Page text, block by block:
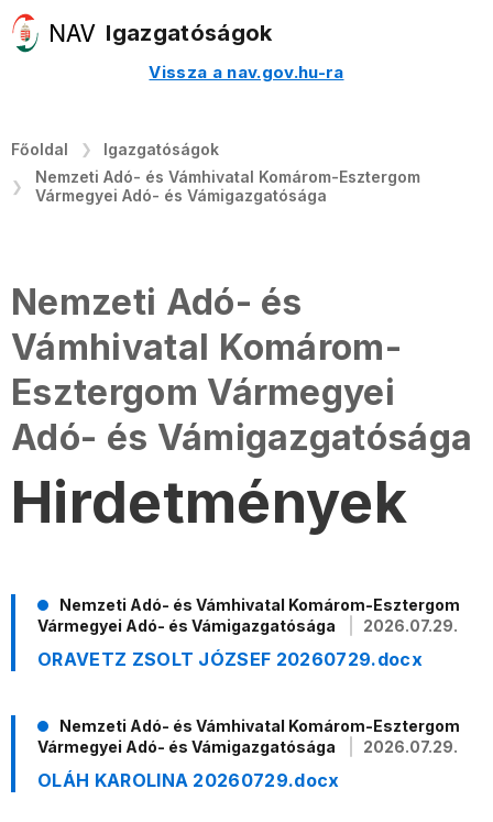
Igazgatóságok
Vissza a nav.gov.hu-ra
Főoldal
Igazgatóságok
Nemzeti Adó- és Vámhivatal Komárom-Esztergom
Vármegyei Adó- és Vámigazgatósága
Nemzeti Adó- és
Vámhivatal Komárom-
Esztergom Vármegyei
Adó- és Vámigazgatósága
Hirdetmények
Nemzeti Adó- és Vámhivatal Komárom-Esztergom
Vármegyei Adó- és Vámigazgatósága
2026.07.29.
ORAVETZ ZSOLT JÓZSEF 20260729.docx
Nemzeti Adó- és Vámhivatal Komárom-Esztergom
Vármegyei Adó- és Vámigazgatósága
2026.07.29.
OLÁH KAROLINA 20260729.docx